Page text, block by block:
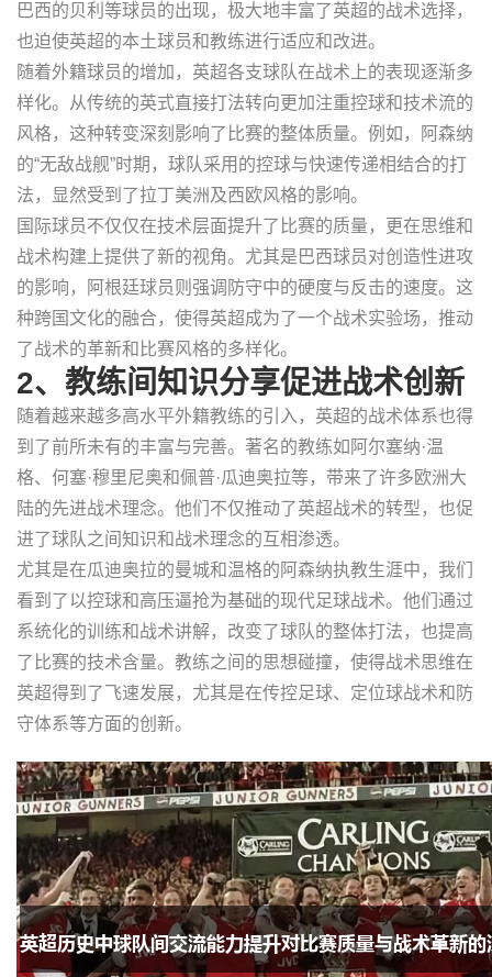
巴西的贝利等球员的出现，极大地丰富了英超的战术选择，
也迫使英超的本土球员和教练进行适应和改进。
随着外籍球员的增加，英超各支球队在战术上的表现逐渐多
样化。从传统的英式直接打法转向更加注重控球和技术流的
风格，这种转变深刻影响了比赛的整体质量。例如，阿森纳
的“无敌战舰”时期，球队采用的控球与快速传递相结合的打
法，显然受到了拉丁美洲及西欧风格的影响。
国际球员不仅仅在技术层面提升了比赛的质量，更在思维和
战术构建上提供了新的视角。尤其是巴西球员对创造性进攻
的影响，阿根廷球员则强调防守中的硬度与反击的速度。这
种跨国文化的融合，使得英超成为了一个战术实验场，推动
了战术的革新和比赛风格的多样化。
2、教练间知识分享促进战术创新
随着越来越多高水平外籍教练的引入，英超的战术体系也得
到了前所未有的丰富与完善。著名的教练如阿尔塞纳·温
格、何塞·穆里尼奥和佩普·瓜迪奥拉等，带来了许多欧洲大
陆的先进战术理念。他们不仅推动了英超战术的转型，也促
进了球队之间知识和战术理念的互相渗透。
尤其是在瓜迪奥拉的曼城和温格的阿森纳执教生涯中，我们
看到了以控球和高压逼抢为基础的现代足球战术。他们通过
系统化的训练和战术讲解，改变了球队的整体打法，也提高
了比赛的技术含量。教练之间的思想碰撞，使得战术思维在
英超得到了飞速发展，尤其是在传控足球、定位球战术和防
守体系等方面的创新。